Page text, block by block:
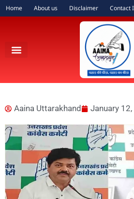
Home About us Disclaimer Contact
Aaina Uttarakhand January